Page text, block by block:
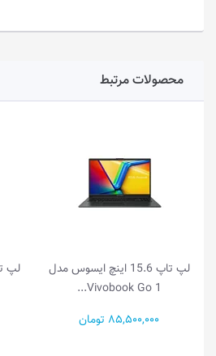
محصولات مرتبط
15.6 اینچ ایسوس مدل
لپ تاپ 14.0 اینچ
Vivobook Go 1...
49,000,000 تومان